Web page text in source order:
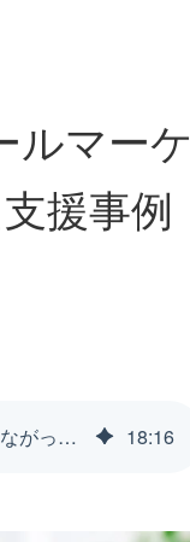
ルマーケ
援事例
《注目》休眠顧客の掘り起こしとは？メールマーケティングで1,400万円の受注につながった支援事例 18:16